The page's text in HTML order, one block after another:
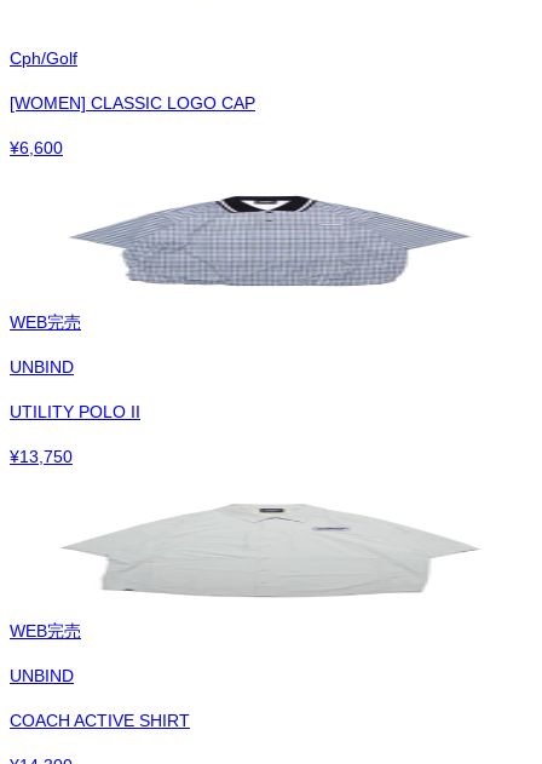
Cph/Golf
[WOMEN] CLASSIC LOGO CAP
¥6,600
WEB完売
UNBIND
UTILITY POLO II
¥13,750
WEB完売
UNBIND
COACH ACTIVE SHIRT